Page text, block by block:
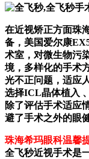
在近视矫正方面珠
备，美国爱尔康
术室，对微生物污
境，多样化的手术
光不正问题，适应
选择ICL晶体植入
除了评估手术适应
避了手术之外的眼
珠海希玛眼科温馨
全飞秒近视手术是